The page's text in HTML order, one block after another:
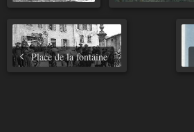
Place de la fontaine